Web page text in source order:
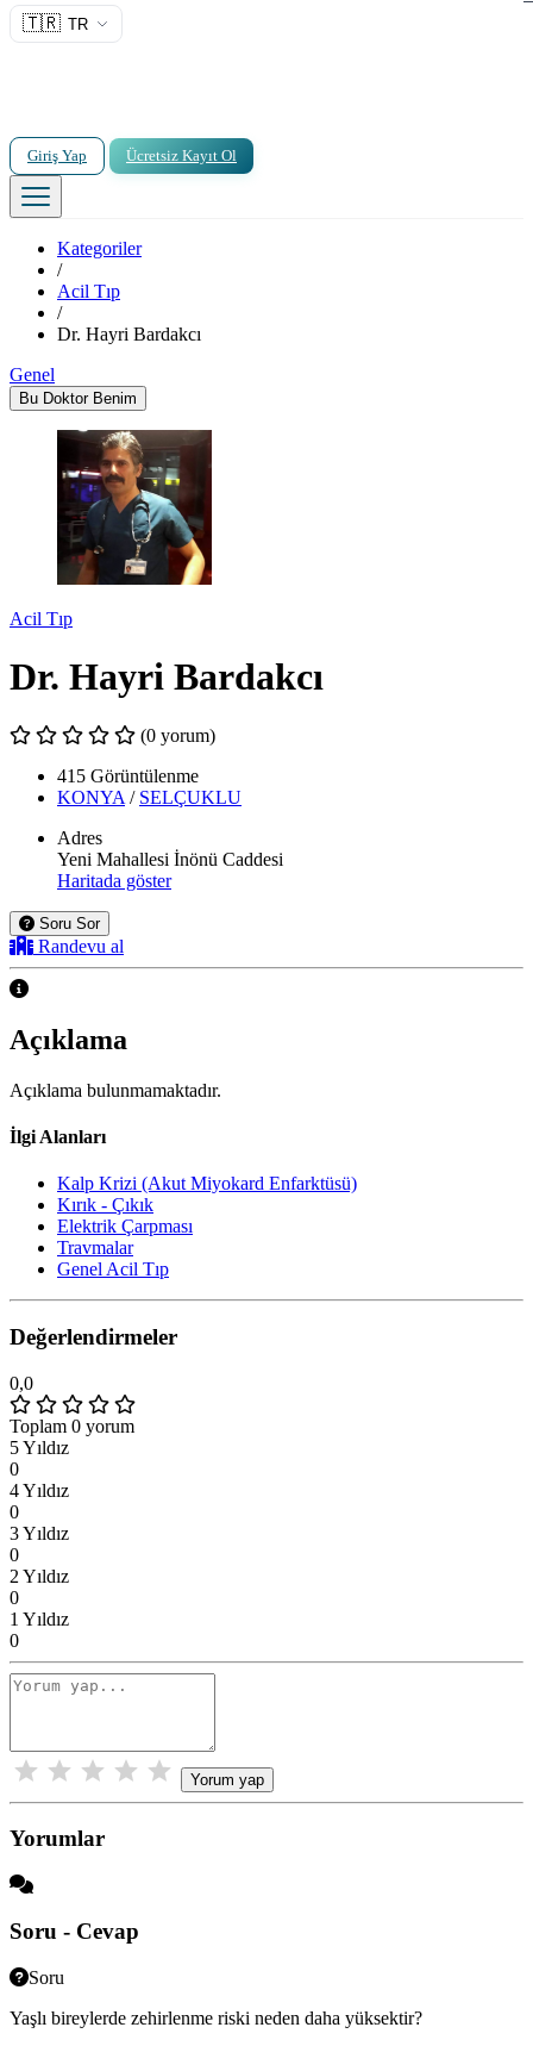
🇹🇷 TR
Giriş Yap Ücretsiz Kayıt Ol
Kategoriler
/
Acil Tıp
/
Dr. Hayri Bardakcı
Genel
Bu Doktor Benim
Acil Tıp
Dr. Hayri Bardakcı
(0 yorum)
415 Görüntülenme
KONYA / SELÇUKLU
Adres
Yeni Mahallesi İnönü Caddesi
Haritada göster
Soru Sor
Randevu al
Açıklama
Açıklama bulunmamaktadır.
İlgi Alanları
Kalp Krizi (Akut Miyokard Enfarktüsü)
Kırık - Çıkık
Elektrik Çarpması
Travmalar
Genel Acil Tıp
Değerlendirmeler
0,0
Toplam 0 yorum
5 Yıldız
0
4 Yıldız
0
3 Yıldız
0
2 Yıldız
0
1 Yıldız
0
Yorum yap
Yorumlar
Soru - Cevap
Soru
Yaşlı bireylerde zehirlenme riski neden daha yüksektir?